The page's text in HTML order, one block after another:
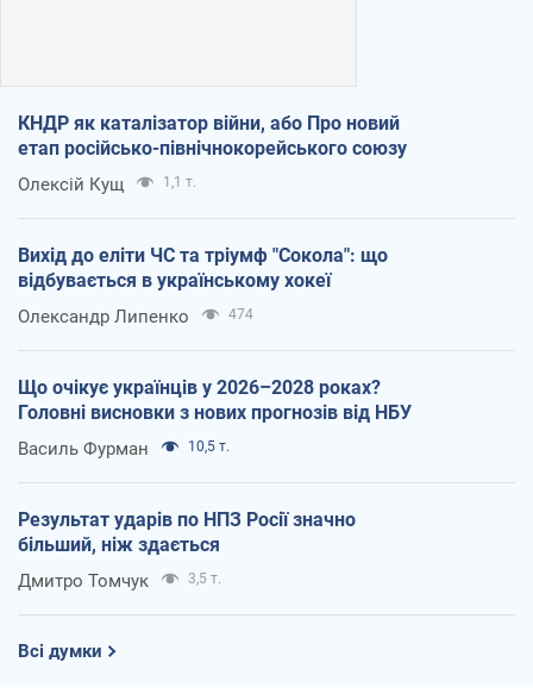
КНДР як каталізатор війни, або Про новий
етап російсько-північнокорейського союзу
Олексій Кущ 1,1 т.
Вихід до еліти ЧС та тріумф "Сокола": що
відбувається в українському хокеї
Олександр Липенко 474
Що очікує українців у 2026–2028 роках?
Головні висновки з нових прогнозів від НБУ
Василь Фурман 10,5 т.
Результат ударів по НПЗ Росії значно
більший, ніж здається
Дмитро Томчук 3,5 т.
Всі думки